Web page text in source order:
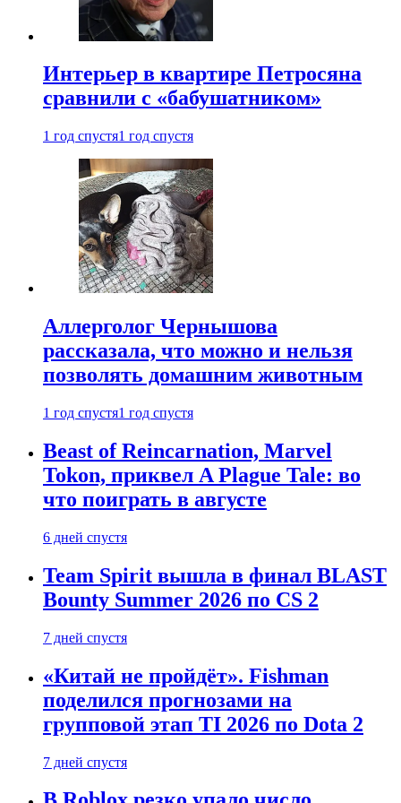
Интерьер в квартире Петросяна
сравнили с «бабушатником»
1 год спустя1 год спустя
Аллерголог Чернышова
рассказала, что можно и нельзя
позволять домашним животным
1 год спустя1 год спустя
Beast of Reincarnation, Marvel
Tokon, приквел A Plague Tale: во
что поиграть в августе
6 дней спустя
Team Spirit вышла в финал BLAST
Bounty Summer 2026 по CS 2
7 дней спустя
«Китай не пройдёт». Fishman
поделился прогнозами на
групповой этап TI 2026 по Dota 2
7 дней спустя